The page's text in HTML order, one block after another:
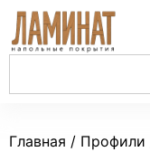
Главная / Профили